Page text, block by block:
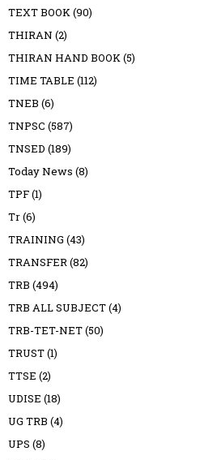
TEXT BOOK(90)
THIRAN (2)
THIRAN HAND BOOK(5)
TIME TABLE (112)
TNEB (6)
TNPSC (587)
TNSED (189)
Today News (8)
TPF(1)
Tr(6)
TRAINING (43)
TRANSFER(82)
TRB (494)
TRB ALL SUBJECT(4)
TRB-TET-NET(50)
TRUST(1)
TTSE (2)
UDISE (18)
UG TRB (4)
UPS (8)